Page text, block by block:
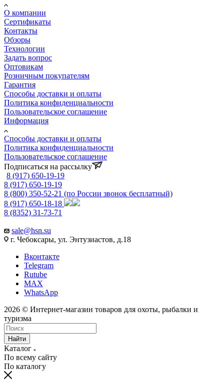
О компании
Сертификаты
Контакты
Обзоры
Технологии
Задать вопрос
Оптовикам
Розничным покупателям
Гарантия
Способы доставки и оплаты
Политика конфиденциальности
Пользовательское соглашение
Информация
Способы доставки и оплаты
Политика конфиденциальности
Пользовательское соглашение
Подписаться на рассылку
8 (917) 650-19-19
8 (917) 650-19-19
8 (800) 350-52-21 (по России звонок бесплатный)
8 (917) 650-18-18
8 (8352) 31-73-71
sale@hsn.su
г. Чебоксары, ул. Энтузиастов, д.18
Вконтакте
Telegram
Rutube
MAX
WhatsApp
2026 © Интернет-магазин товаров для охоты, рыбалки и
туризма
Найти
Каталог
По всему сайту
По каталогу